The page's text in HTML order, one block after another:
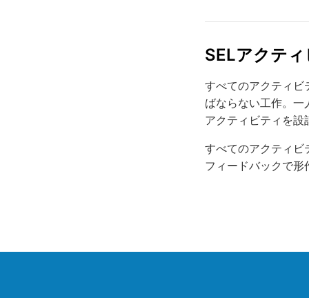
SELアクテ
すべてのアクティビ
ばならない工作。
アクティビティを
すべてのアクティビ
フィードバックで